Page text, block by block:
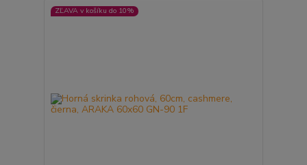
ZĽAVA v košíku do 10%